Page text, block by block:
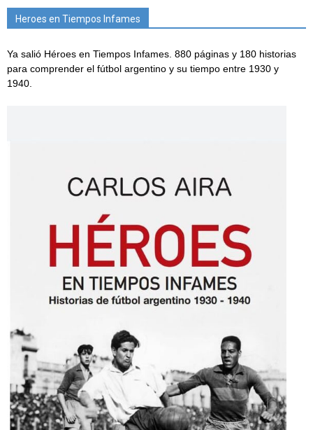
Heroes en Tiempos Infames
Ya salió Héroes en Tiempos Infames. 880 páginas y 180 historias
para comprender el fútbol argentino y su tiempo entre 1930 y
1940.